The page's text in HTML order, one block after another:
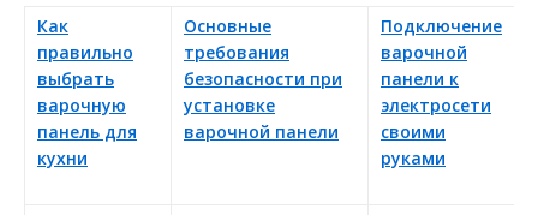
Как
правильно
выбрать
варочную
панель для
кухни
Основные
требования
безопасности при
установке
варочной панели
Подключение
варочной
панели к
электросети
своими
руками